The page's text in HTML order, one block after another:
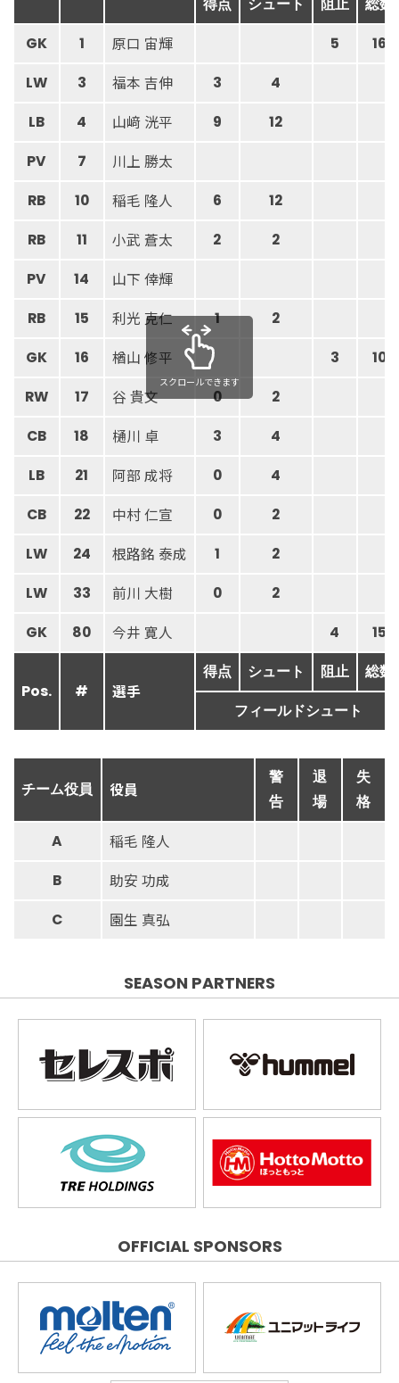
得点 シュート 阻止 総数
GK 1 原口 宙輝 5 16
LW 3 福本 吉伸 3 4
LB 4 山﨑 洸平 9 12
PV 7 川上 勝太
RB 10 稲毛 隆人 6 12
RB 11 小武 蒼太 2 2
PV 14 山下 倖輝
RB 15 利光 克仁 1 2
GK 16 楢山 修平 3 10
RW 17 谷 貴文 0 2
CB 18 樋川 卓 3 4
LB 21 阿部 成将 0 4
CB 22 中村 仁宣 0 2
LW 24 根路銘 泰成 1 2
LW 33 前川 大樹 0 2
GK 80 今井 寛人 4 15
Pos. # 選手
得点 シュート 阻止 総数
フィールドシュート
スクロールできます
チーム役員 役員
警
告
退
場
失
格
A 稲毛 隆人
B 助安 功成
C 園生 真弘
SEASON PARTNERS
OFFICIAL SPONSORS